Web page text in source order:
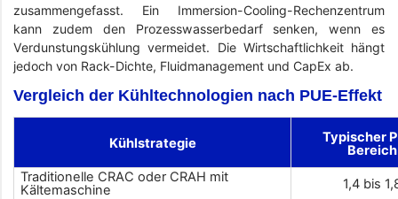
zusammengefasst. Ein Immersion-Cooling-Rechenzentrum
kann zudem den Prozesswasserbedarf senken, wenn es
Verdunstungskühlung vermeidet. Die Wirtschaftlichkeit hängt
jedoch von Rack-Dichte, Fluidmanagement und CapEx ab.
Vergleich der Kühltechnologien nach PUE-Effekt
Kühlstrategie
Typischer
Bereich
Traditionelle CRAC oder CRAH mit
Kältemaschine
1,4 bis